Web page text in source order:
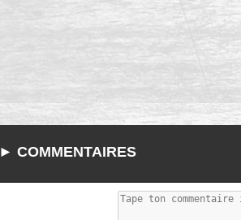
► COMMENTAIRES